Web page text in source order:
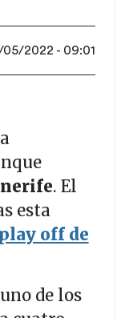
05/2022 - 09:01
. El
esta
off de
de los